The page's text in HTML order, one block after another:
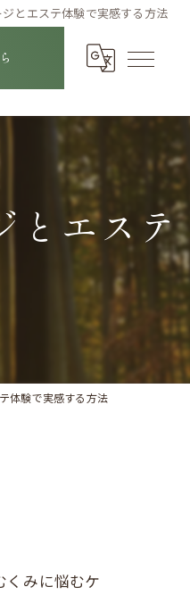
とエステ体験で実感する方法
とエステ
体験で実感する方法
くみに悩むケ